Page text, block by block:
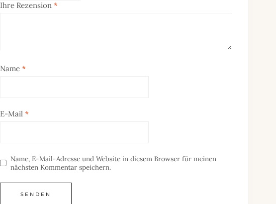
Ihre Rezension *
Name *
E-Mail *
Name, E-Mail-Adresse und Website in diesem Browser für meinen
nächsten Kommentar speichern.